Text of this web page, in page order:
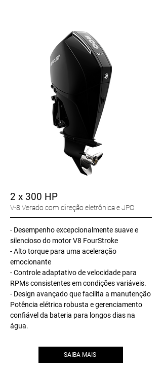
2 x 300 HP
V-8 Verado com direção eletrônica e JPO
- Desempenho excepcionalmente suave e
silencioso do motor V8 FourStroke
- Alto torque para uma aceleração
emocionante
- Controle adaptativo de velocidade para
RPMs consistentes em condições variáveis.
- Design avançado que facilita a manutenção
Potência elétrica robusta e gerenciamento
confiável da bateria para longos dias na
água.
SAIBA MAIS